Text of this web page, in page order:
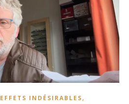
EFFETS INDÉSIRABLES,